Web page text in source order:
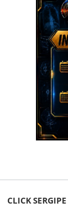
CLICK SERGIPE